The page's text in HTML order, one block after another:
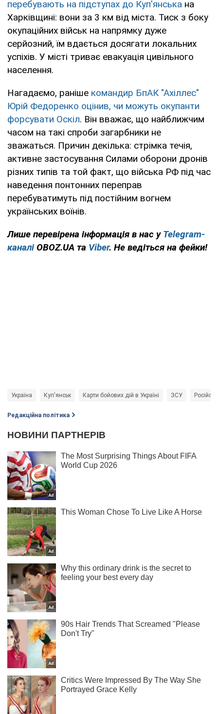
перебувають на підступах до Куп'янська на
Харківщині: вони за 3 км від міста. Тиск з боку
окупаційних військ на напрямку дуже
серйозний, їм вдається досягати локальних
успіхів. У місті триває евакуація цивільного
населення.
Нагадаємо, раніше командир БпАК "Ахіллес"
Юрій Федоренко оцінив, чи можуть окупанти
форсувати Оскіл. Він вважає, що найближчим
часом на такі спроби загарбники не
зважаться. Причин декілька: стрімка течія,
активне застосування Силами оборони дронів
різних типів та той факт, що війська РФ під час
наведення понтонних переправ
перебуватимуть під постійним вогнем
українських воїнів.
Лише перевірена інформація в нас у Telegram-
каналі OBOZ.UA та Viber. Не ведіться на фейки!
Україна Куп'янськ Карти бойових дій в Україні ЗСУ
Редакційна політика